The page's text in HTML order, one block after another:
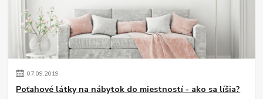
07.09.2019
Poťahové látky na nábytok do miestností - ako sa líšia?